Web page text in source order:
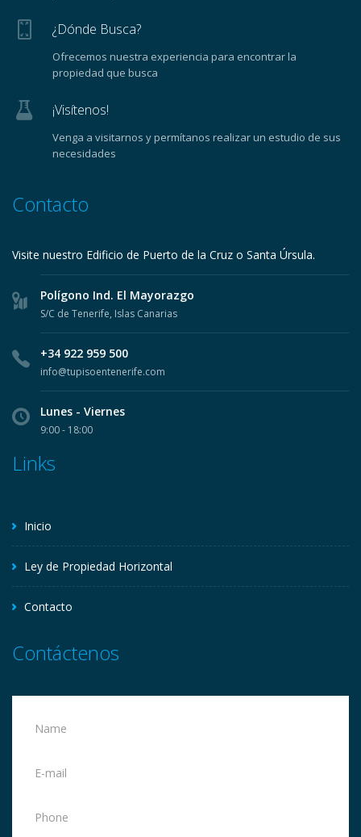
¿Dónde Busca?
Ofrecemos nuestra experiencia para encontrar la
propiedad que busca
¡Visítenos!
Venga a visitarnos y permítanos realizar un estudio de sus
necesidades
Contacto
Visite nuestro Edificio de Puerto de la Cruz o Santa Úrsula.
Polígono Ind. El Mayorazgo
S/C de Tenerife, Islas Canarias
+34 922 959 500
info@tupisoentenerife.com
Lunes - Viernes
9:00 - 18:00
Links
Inicio
Ley de Propiedad Horizontal
Contacto
Contáctenos